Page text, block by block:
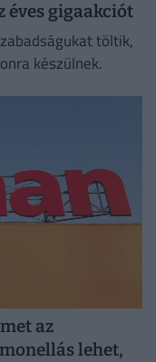
éves gigaakciót
töltik,
készülnek.
az
lehet,